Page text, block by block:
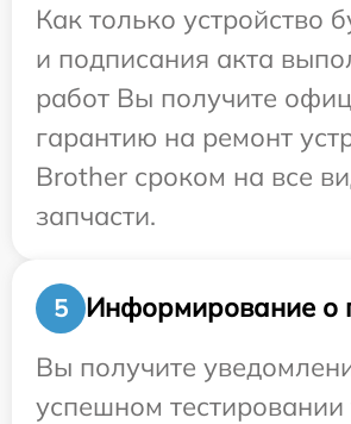
Как только устройство
и подписания акта
работ Вы получите
гарантию на ремонт
Brother сроком на все
запчасти.
5
Информирование о
Вы получите
успешном тестировании